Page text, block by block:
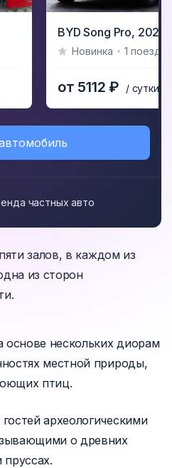
BYD Song Pro, 2021
Новинка 1 поездка
от 5112 ₽ / сутки
частных авто
залов, в каждом из
из сторон
основе нескольких диорам
местной природы,
птиц.
археологическими
о древних
пруссах.